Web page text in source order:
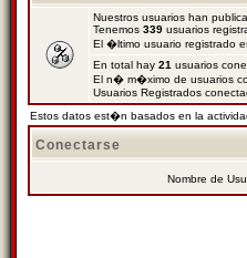
Nuestros usuarios han
Tenemos 339 usuarios
El �ltimo usuario registrado
En total hay 21 usuarios
El n� m�ximo de usuarios
Usuarios Registrados
Estos datos est�n basados en la
Conectarse
Nombre de